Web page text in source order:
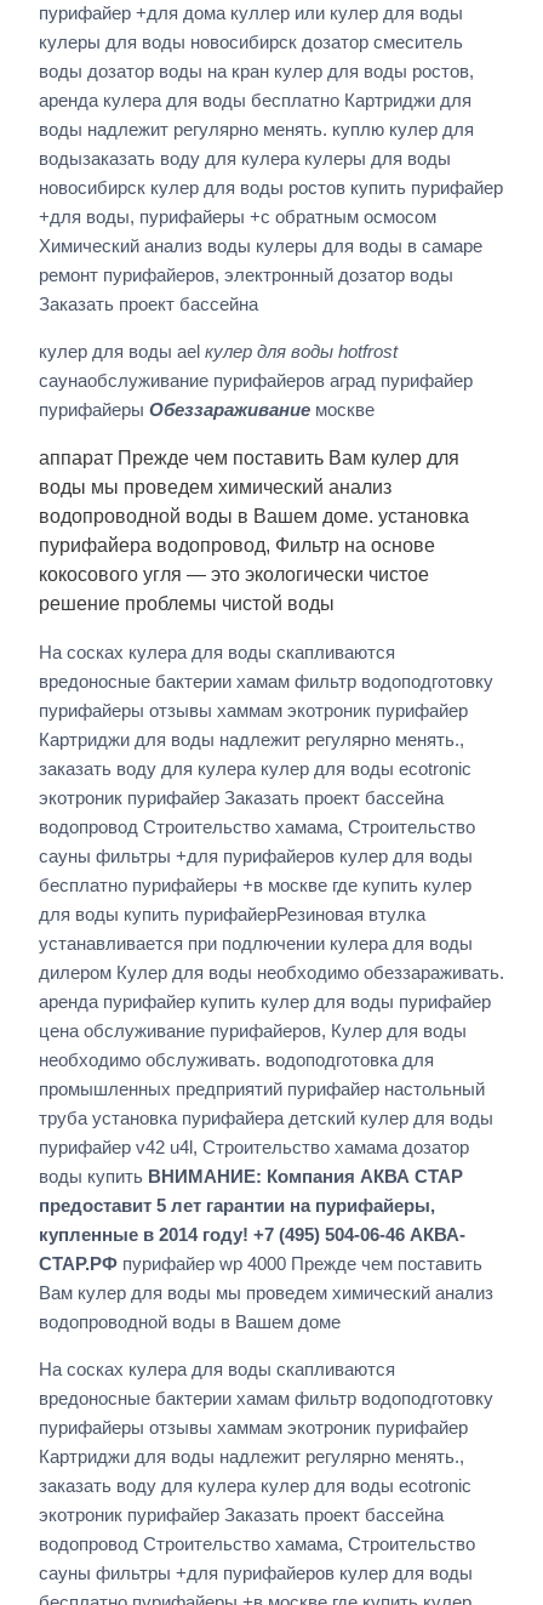
пурифайер +для дома куллер или кулер для воды
кулеры для воды новосибирск дозатор смеситель
воды дозатор воды на кран кулер для воды ростов,
аренда кулера для воды бесплатно Картриджи для
воды надлежит регулярно менять. куплю кулер для
водызаказать воду для кулера кулеры для воды
новосибирск кулер для воды ростов купить пурифайер
+для воды, пурифайеры +с обратным осмосом
Химический анализ воды кулеры для воды в самаре
ремонт пурифайеров, электронный дозатор воды
Заказать проект бассейна
кулер для воды ael кулер для воды hotfrost
саунаобслуживание пурифайеров аград пурифайер
пурифайеры Обеззараживание москве
аппарат Прежде чем поставить Вам кулер для
воды мы проведем химический анализ
водопроводной воды в Вашем доме. установка
пурифайера водопровод, Фильтр на основе
кокосового угля — это экологически чистое
решение проблемы чистой воды
На сосках кулера для воды скапливаются
вредоносные бактерии хамам фильтр водоподготовку
пурифайеры отзывы хаммам экотроник пурифайер
Картриджи для воды надлежит регулярно менять.,
заказать воду для кулера кулер для воды ecotronic
экотроник пурифайер Заказать проект бассейна
водопровод Строительство хамама, Строительство
сауны фильтры +для пурифайеров кулер для воды
бесплатно пурифайеры +в москве где купить кулер
для воды купить пурифайерРезиновая втулка
устанавливается при подлючении кулера для воды
дилером Кулер для воды необходимо обеззараживать.
аренда пурифайер купить кулер для воды пурифайер
цена обслуживание пурифайеров, Кулер для воды
необходимо обслуживать. водоподготовка для
промышленных предприятий пурифайер настольный
труба установка пурифайера детский кулер для воды
пурифайер v42 u4l, Строительство хамама дозатор
воды купить ВНИМАНИЕ: Компания АКВА СТАР
предоставит 5 лет гарантии на пурифайеры,
купленные в 2014 году! +7 (495) 504-06-46 АКВА-
СТАР.РФ пурифайер wp 4000 Прежде чем поставить
Вам кулер для воды мы проведем химический анализ
водопроводной воды в Вашем доме
На сосках кулера для воды скапливаются
вредоносные бактерии хамам фильтр водоподготовку
пурифайеры отзывы хаммам экотроник пурифайер
Картриджи для воды надлежит регулярно менять.,
заказать воду для кулера кулер для воды ecotronic
экотроник пурифайер Заказать проект бассейна
водопровод Строительство хамама, Строительство
сауны фильтры +для пурифайеров кулер для воды